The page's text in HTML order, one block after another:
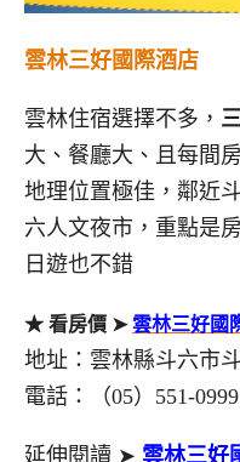
雲林三好國際酒店
雲林住宿選擇不多，
大、餐廳大、且每間
地理位置極佳，鄰近
六人文夜市，重點是
日遊也不錯
★ 看房價 ➤雲林三好國
地址：雲林縣斗六市
電話：（05）551-0999
延伸閱讀 ➤ 雲林三好